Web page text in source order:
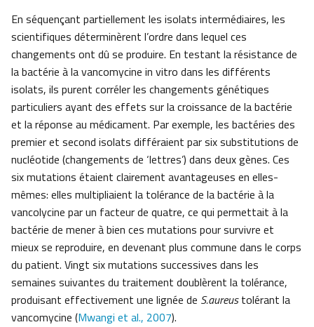
En séquençant partiellement les isolats intermédiaires, les
scientifiques déterminèrent l’ordre dans lequel ces
changements ont dû se produire. En testant la résistance de
la bactérie à la vancomycine in vitro dans les différents
isolats, ils purent corréler les changements génétiques
particuliers ayant des effets sur la croissance de la bactérie
et la réponse au médicament. Par exemple, les bactéries des
premier et second isolats différaient par six substitutions de
nucléotide (changements de ‘lettres’) dans deux gènes. Ces
six mutations étaient clairement avantageuses en elles-
mêmes: elles multipliaient la tolérance de la bactérie à la
vancolycine par un facteur de quatre, ce qui permettait à la
bactérie de mener à bien ces mutations pour survivre et
mieux se reproduire, en devenant plus commune dans le corps
du patient. Vingt six mutations successives dans les
semaines suivantes du traitement doublèrent la tolérance,
produisant effectivement une lignée de S.aureustolérant la
vancomycine (Mwangi et al., 2007).